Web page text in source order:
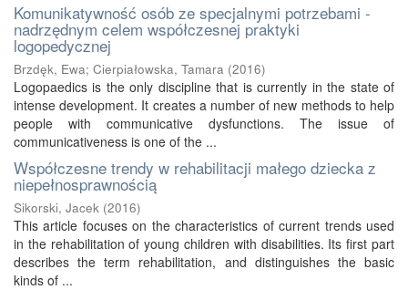
Komunikatywność osób ze specjalnymi potrzebami -
nadrzędnym celem współczesnej praktyki
logopedycznej
Brzdęk, Ewa; Cierpiałowska, Tamara (2016)
Logopaedics is the only discipline that is currently in the state of
intense development. It creates a number of new methods to help
people with communicative dysfunctions. The issue of
communicativeness is one of the ...
Współczesne trendy w rehabilitacji małego dziecka z
niepełnosprawnością
Sikorski, Jacek (2016)
This article focuses on the characteristics of current trends used
in the rehabilitation of young children with disabilities. Its first part
describes the term rehabilitation, and distinguishes the basic
kinds of ...